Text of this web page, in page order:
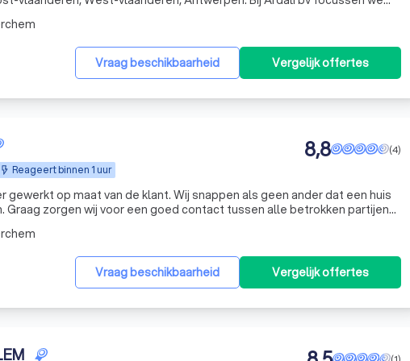
klantenservice aan al onze klanten. Wij werken alleen met échte
Vraag beschikbaarheid Vergelijk offertes
Reageert binnen 1 uur
(4)
8,8
gewerkt op maat van de klant. Wij snappen als geen ander dat een huis
Graag zorgen wij voor een goed contact tussen alle betrokken partijen
nodig. Wij ontzorgen door alle administratieve en commerciële t
Vraag beschikbaarheid Vergelijk offertes